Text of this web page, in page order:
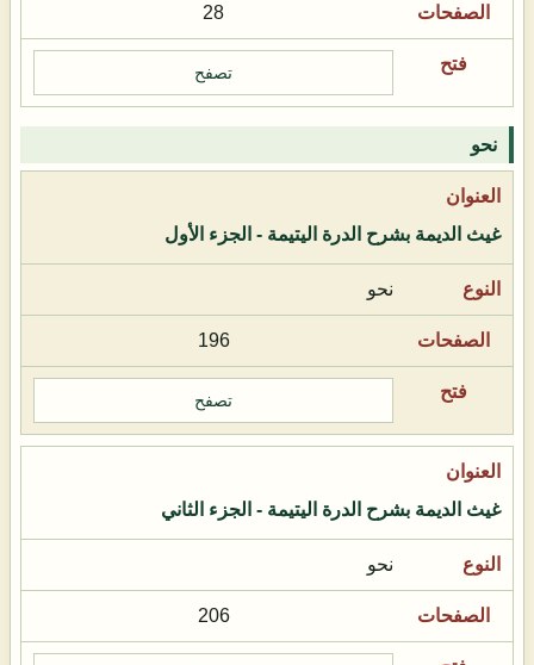
28
تصفح
نحو
غيث الديمة بشرح الدرة اليتيمة - الجزء الأول
نحو
196
تصفح
غيث الديمة بشرح الدرة اليتيمة - الجزء الثاني
نحو
206